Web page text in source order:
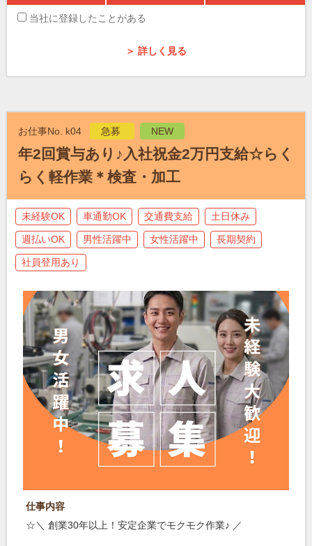
当社に登録したことがある
＞ 詳しく見る
お仕事No. k04 急募 NEW
年2回賞与あり♪入社祝金2万円支給☆らく
らく軽作業＊検査・加工
未経験OK 車通勤OK 交通費支給 土日休み
週払いOK 男性活躍中 女性活躍中 長期契約
社員登用あり
仕事内容
☆＼ 創業30年以上！安定企業でモクモク作業♪ ／